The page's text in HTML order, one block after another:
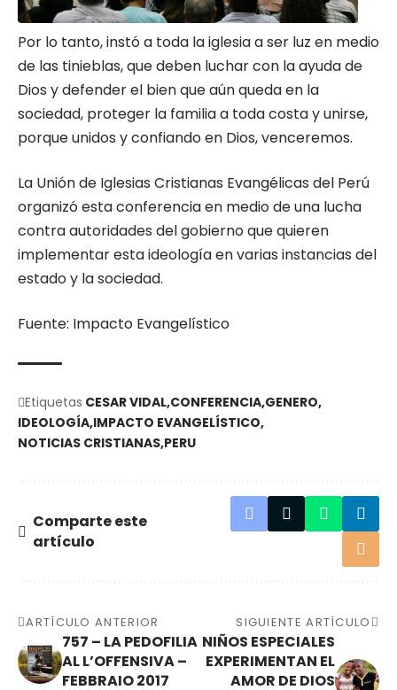
Por lo tanto, instó a toda la iglesia a ser luz en medio
de las tinieblas, que deben luchar con la ayuda de
Dios y defender el bien que aún queda en la
sociedad, proteger la familia a toda costa y unirse,
porque unidos y confiando en Dios, venceremos.
La Unión de Iglesias Cristianas Evangélicas del Perú
organizó esta conferencia en medio de una lucha
contra autoridades del gobierno que quieren
implementar esta ideología en varias instancias del
estado y la sociedad.
Fuente: Impacto Evangelístico
Etiquetas CESAR VIDAL CONFERENCIA GENERO
IDEOLOGÍA IMPACTO EVANGELÍSTICO
NOTICIAS CRISTIANAS PERU
Comparte este
artículo
ARTÍCULO ANTERIOR
757 – LA PEDOFILIA
AL L’OFFENSIVA –
FEBBRAIO 2017
SIGUIENTE ARTÍCULO
NIÑOS ESPECIALES
EXPERIMENTAN EL
AMOR DE DIOS